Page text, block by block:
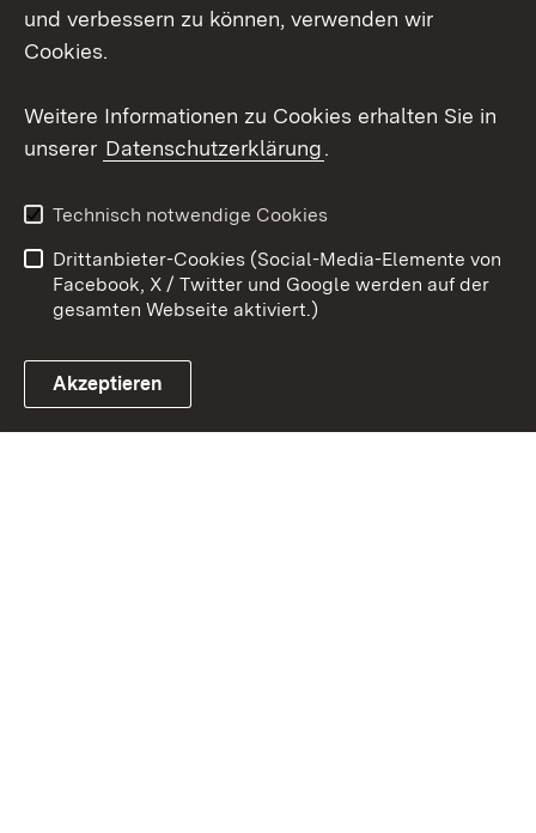
Link zum Landesportal
Barrierefreiheit
Benutzungshinweise
Impressum
Cookies
und verbessern zu können, verwenden wir
Cookies.
Weitere Informationen zu Cookies erhalten Sie in
unserer Datenschutzerklärung.
Technisch notwendige Cookies
Drittanbieter-Cookies (Social-Media-Elemente von
Facebook, X / Twitter und Google werden auf der
gesamten Webseite aktiviert.)
Akzeptieren